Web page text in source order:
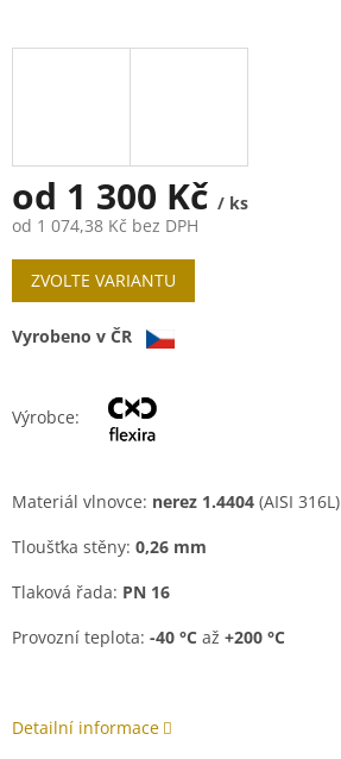
od 1 300 Kč / ks
od 1 074,38 Kč bez DPH
Měrná
cena:
ZVOLTE VARIANTU
Vyrobeno v ČR
Výrobce:
Materiál vlnovce: nerez 1.4404 (AISI 316L)
Tloušťka stěny: 0,26 mm
Tlaková řada: PN 16
Provozní teplota: -40 °C až +200 °C
Detailní informace